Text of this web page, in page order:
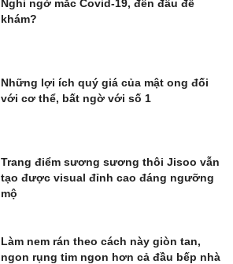
Nghi ngờ mắc Covid-19, đến đâu để
khám?
Những lợi ích quý giá của mật ong đối
với cơ thể, bất ngờ với số 1
Trang điểm sương sương thôi Jisoo vẫn
tạo được visual đỉnh cao đáng ngưỡng
mộ
Làm nem rán theo cách này giòn tan,
ngon rụng tim ngon hơn cả đầu bếp nhà